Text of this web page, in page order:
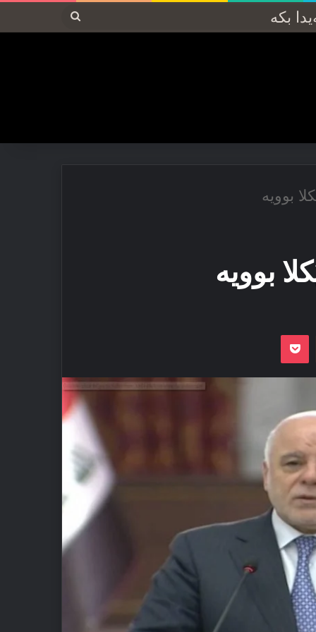
پەیدا
بوویە
بوویە
Odnoklassniki
Pocket